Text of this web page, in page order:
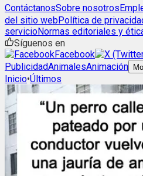
ContáctanosSobre nosotros
del sitio webPolítica de
servicioNormas editoriales y
Síguenos en
Facebook
PublicidadAnimalesAnimación
Inicio•Últimos